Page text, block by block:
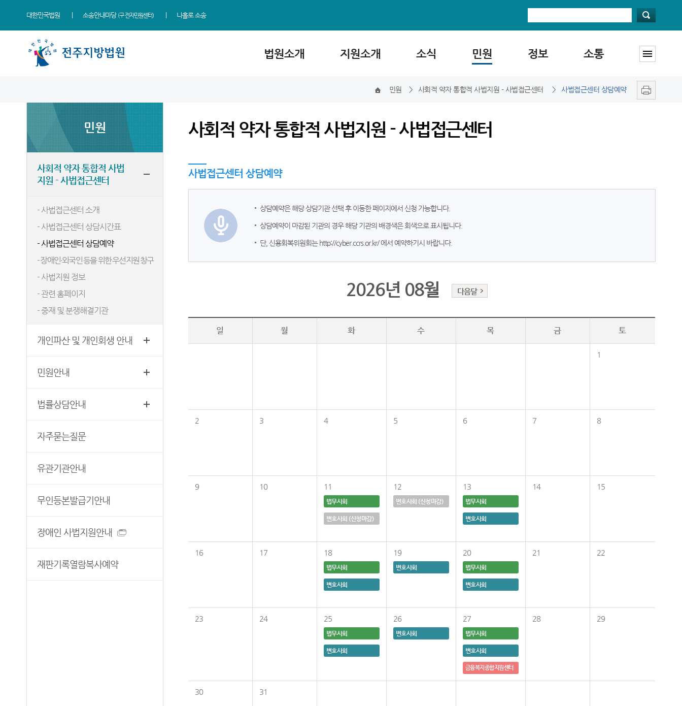
대한민국법원 소송안내마당 (구 전자민원센터) 나홀로 소송
법원소개 지원소개 소식 민원 정보 소통
조직 및 전화번호
재판개정 및 법정안내
관할구역
찾아오시는길
정읍지원
남원지원
우리법원 주요판결
가사 교육일정
포토뉴스
법원게시판
사회적 약자 통합적 사법
지원 - 사법접근센터
개인파산 및 개인회생 안내
법률상담안내
유관기관안내
무인등본발급기안내
장애인 사법지원안내
재판기록열람복사예약
자료실
판결서사본 제공신청
판결서 인터넷열람
각급법원안내
칭찬합니다
법원견학
정보공개
행동강령위반신고상담
민원 > 사회적 약자 통합적 사법지원 - 사법접근센터 > 사법접근센터 상담예약
민원
사회적 약자 통합적 사법
지원 - 사법접근센터
- 사법접근센터 소개
- 사법접근센터 상담시간표
- 사법접근센터 상담예약
- 장애인·외국인 등을 위한 우선지원 창구
- 사법지원 정보
- 관련 홈페이지
- 중재 및 분쟁해결기관
개인파산 및 개인회생 안내
민원안내
법률상담안내
자주묻는질문
유관기관안내
무인등본발급기안내
장애인 사법지원안내
재판기록열람복사예약
사회적 약자 통합적 사법지원 - 사법접근센터
사법접근센터 상담예약
상담예약은 해당 상담기관 선택 후 이동한 페이지에서 신청 가능합니다.
상담예약이 마감된 기관의 경우 해당 기관의 배경색은 회색으로 표시됩니다.
단, 신용회복위원회는 http://cyber.ccrs.or.kr/에서 예약하기시 바랍니다.
2026년 08월 다음달
일 월 화 수 목 금 토
1
2 3 4 5 6 7 8
9 10 11
법무사회
변호사회 (신청마감)
12
변호사회 (신청마감)
13
법무사회
변호사회
14 15
16 17 18
법무사회
변호사회
19
변호사회
20
법무사회
변호사회
21 22
23 24 25
법무사회
변호사회
26
변호사회
27
법무사회
변호사회
금융복지종합지원센터
28 29
30 31